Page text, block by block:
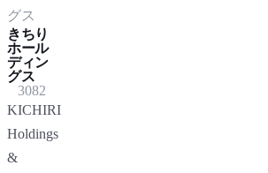
グス
きちり
ホール
ディン
グス
3082
KICHIRI
Holdings
&